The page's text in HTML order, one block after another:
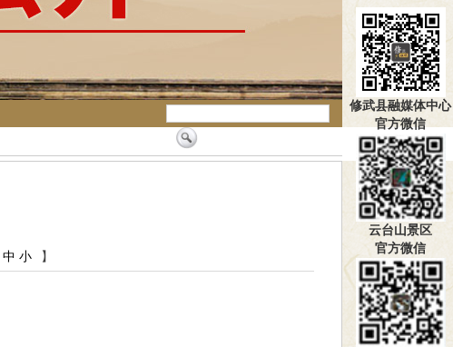
中 小 】
修武县融媒体中心
官方微信
云台山景区
官方微信